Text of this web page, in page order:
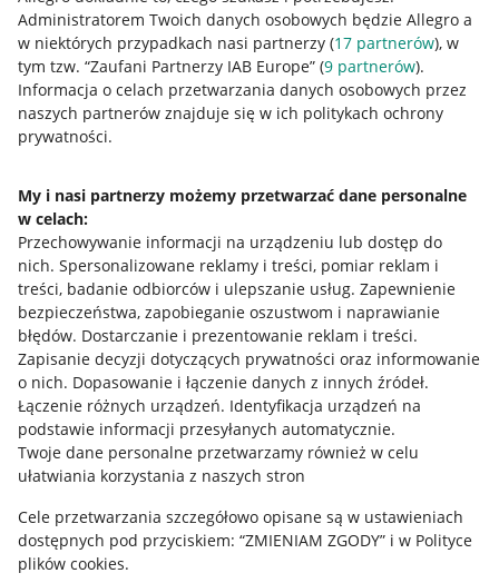
Administratorem Twoich danych osobowych będzie Allegro a
w niektórych przypadkach nasi partnerzy (17 partnerów), w
tym tzw. “Zaufani Partnerzy IAB Europe” (9 partnerów).
Informacja o celach przetwarzania danych osobowych przez
naszych partnerów znajduje się w ich politykach ochrony
prywatności.
My i nasi partnerzy możemy przetwarzać dane personalne
w celach:
Przechowywanie informacji na urządzeniu lub dostęp do
nich. Spersonalizowane reklamy i treści, pomiar reklam i
treści, badanie odbiorców i ulepszanie usług. Zapewnienie
bezpieczeństwa, zapobieganie oszustwom i naprawianie
błędów. Dostarczanie i prezentowanie reklam i treści.
Zapisanie decyzji dotyczących prywatności oraz informowanie
o nich. Dopasowanie i łączenie danych z innych źródeł.
Łączenie różnych urządzeń. Identyfikacja urządzeń na
podstawie informacji przesyłanych automatycznie.
Twoje dane personalne przetwarzamy również w celu
ułatwiania korzystania z naszych stron
Cele przetwarzania szczegółowo opisane są w ustawieniach
dostępnych pod przyciskiem: “ZMIENIAM ZGODY” i w Polityce
plików cookies.
Przydatne informacje
Jak to działa
Allegro Gadane dla sprzedających
Allegro Gadane dla kupujących
Mapa miejscowości
Informacje prawne
Regulamin
Polityka plików "cookies"
Ustawienia plików "cookies"
Udostępnianie lokalizacji
Informacje dla Aktu o Usługach Cyfrowych